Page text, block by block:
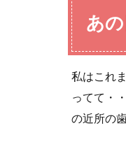
あ
私はこれ
ってて・
の近所の